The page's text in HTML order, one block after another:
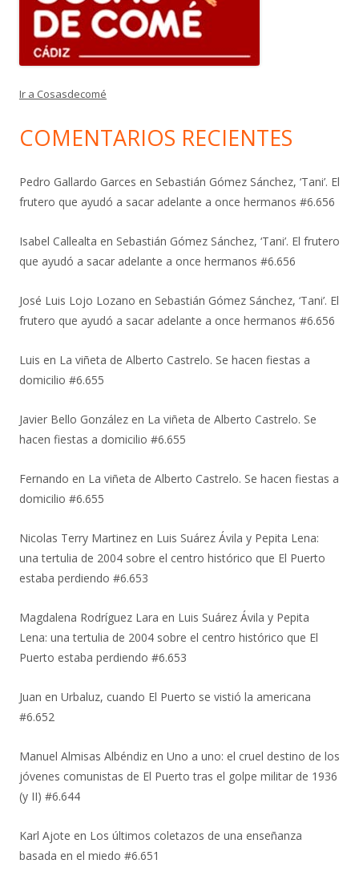
Ir a Cosasdecomé
COMENTARIOS RECIENTES
Pedro Gallardo Garces en Sebastián Gómez Sánchez, ‘Tani’. El
frutero que ayudó a sacar adelante a once hermanos #6.656
Isabel Callealta en Sebastián Gómez Sánchez, ‘Tani’. El frutero
que ayudó a sacar adelante a once hermanos #6.656
José Luis Lojo Lozano en Sebastián Gómez Sánchez, ‘Tani’. El
frutero que ayudó a sacar adelante a once hermanos #6.656
Luis en La viñeta de Alberto Castrelo. Se hacen fiestas a
domicilio #6.655
Javier Bello González en La viñeta de Alberto Castrelo. Se
hacen fiestas a domicilio #6.655
Fernando en La viñeta de Alberto Castrelo. Se hacen fiestas a
domicilio #6.655
Nicolas Terry Martinez en Luis Suárez Ávila y Pepita Lena:
una tertulia de 2004 sobre el centro histórico que El Puerto
estaba perdiendo #6.653
Magdalena Rodríguez Lara en Luis Suárez Ávila y Pepita
Lena: una tertulia de 2004 sobre el centro histórico que El
Puerto estaba perdiendo #6.653
Juan en Urbaluz, cuando El Puerto se vistió la americana
#6.652
Manuel Almisas Albéndiz en Uno a uno: el cruel destino de los
jóvenes comunistas de El Puerto tras el golpe militar de 1936
(y II) #6.644
Karl Ajote en Los últimos coletazos de una enseñanza
basada en el miedo #6.651